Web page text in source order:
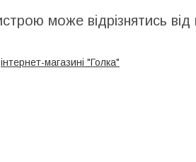
може відрізнятись
інтернет-магазині "Голка"